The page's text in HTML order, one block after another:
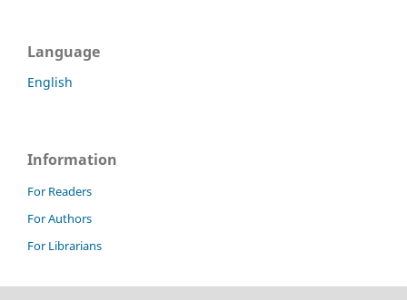
Language
English
Information
For Readers
For Authors
For Librarians